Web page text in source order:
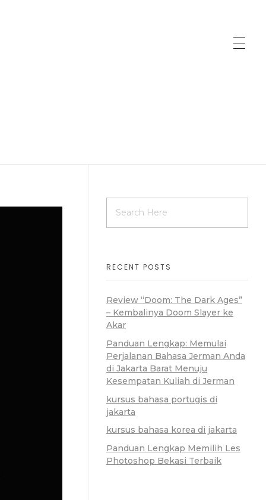
RECENT POSTS
Review “Doom: The Dark Ages”
– Kembalinya Doom Slayer ke
Akar
Panduan Lengkap: Memulai
Perjalanan Bahasa Jerman Anda
di Jakarta Barat Menuju
Kesempatan Kuliah di Jerman
kursus bahasa portugis di
jakarta
kursus bahasa korea di jakarta
Panduan Lengkap Memilih Les
Photoshop Bekasi Terbaik